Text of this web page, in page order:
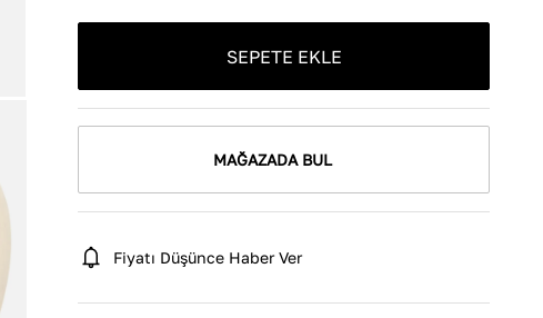
SEPETE EKLE
MAĞAZADA BUL
Fiyatı Düşünce Haber Ver